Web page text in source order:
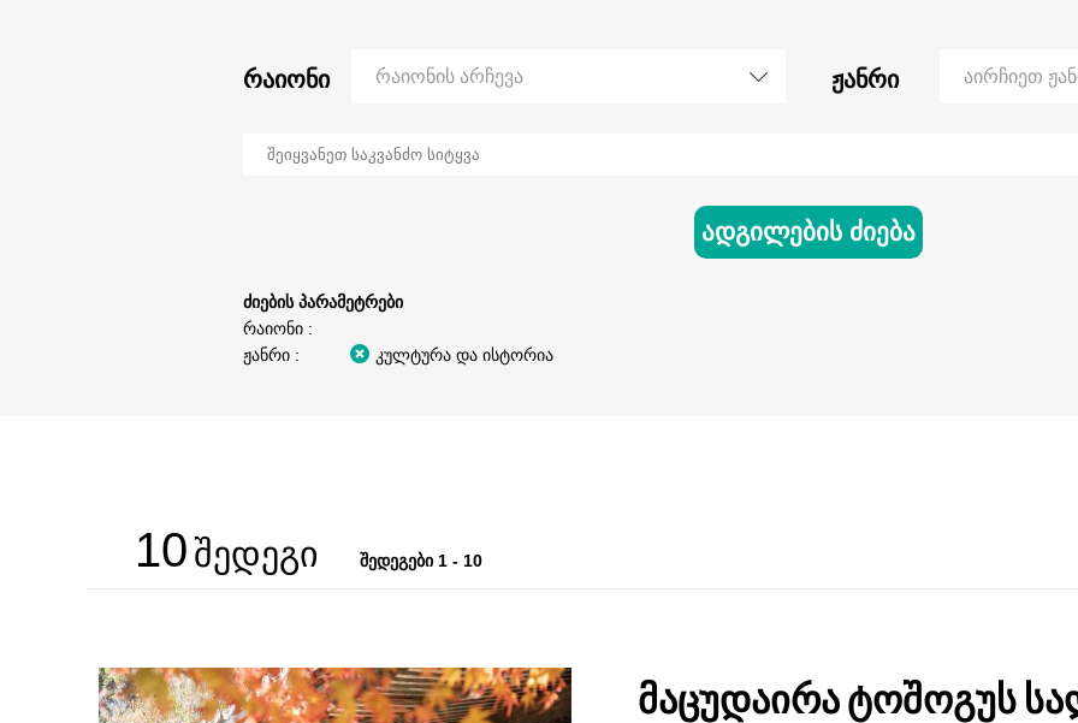
რაიონი რაიონის არჩევა ჟანრი აირჩიეთ
ადგილების ძიება
ძიების პარამეტრები
რაიონი :
ჟანრი :
კულტურა და ისტორია
10შედეგი შედეგები 1 - 10
მაცუდაირა ტოშოგუს